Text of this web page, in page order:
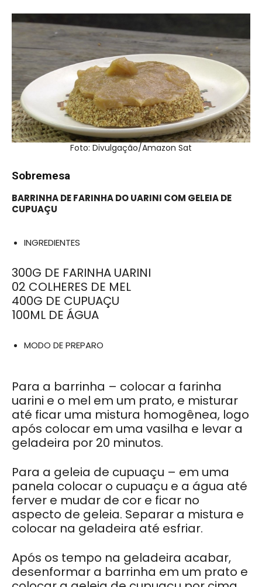
Foto: Divulgação/Amazon Sat
Sobremesa
BARRINHA DE FARINHA DO UARINI COM GELEIA DE
CUPUAÇU
INGREDIENTES
300G DE FARINHA UARINI
02 COLHERES DE MEL
400G DE CUPUAÇU
100ML DE ÁGUA
MODO DE PREPARO
Para a barrinha – colocar a farinha
uarini e o mel em um prato, e misturar
até ficar uma mistura homogênea, logo
após colocar em uma vasilha e levar a
geladeira por 20 minutos.
Para a geleia de cupuaçu – em uma
panela colocar o cupuaçu e a água até
ferver e mudar de cor e ficar no
aspecto de geleia. Separar a mistura e
colocar na geladeira até esfriar.
Após os tempo na geladeira acabar,
desenformar a barrinha em um prato e